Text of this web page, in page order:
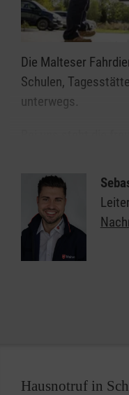
Die Malteser
Schulen,
unterwegs.
Bei uns steht die
Beförderung und
Fahrgäste im
der Fahrt in
Hausnotruf in